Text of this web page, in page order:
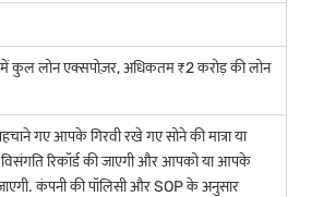
कुल लोन एक्सपोज़र, अधिकतम ₹2 करोड़ की लोन
गए आपके गिरवी रखे गए सोने की मात्रा या
विसंगति रिकॉर्ड की जाएगी और आपको या आपके
कंपनी की पॉलिसी और SOP के अनुसार